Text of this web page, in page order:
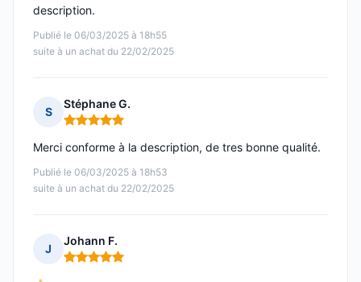
Publié le 06/03/2025 à 18h55
suite à un achat du 22/02/2025
description.
S
Stéphane G.
Note : 5 sur 5
Publié le 06/03/2025 à 18h53
suite à un achat du 22/02/2025
Merci conforme à la description, de tres bonne qualité.
J
Johann F.
Note : 5 sur 5